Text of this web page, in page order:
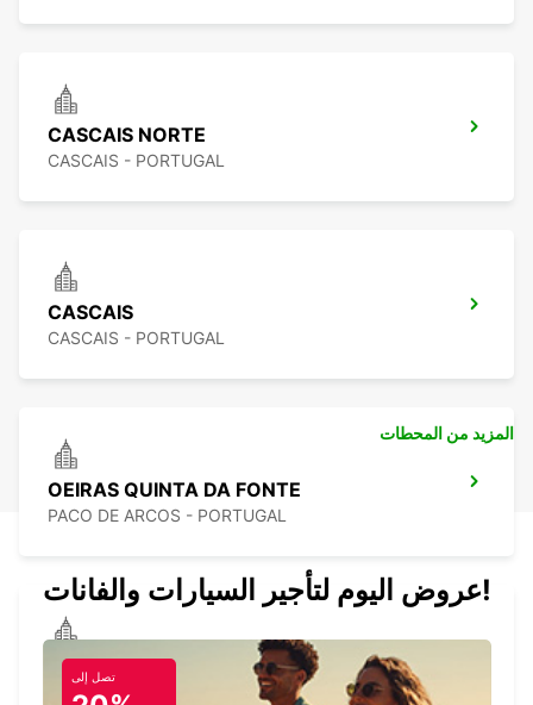
CASCAIS NORTE
CASCAIS - PORTUGAL
CASCAIS
CASCAIS - PORTUGAL
OEIRAS QUINTA DA FONTE
PACO DE ARCOS - PORTUGAL
LISBON DOWNTOWN CASTILHO
LISBOA - PORTUGAL
المزيد من المحطات
عروض اليوم لتأجير السيارات والفانات!
تصل إلى